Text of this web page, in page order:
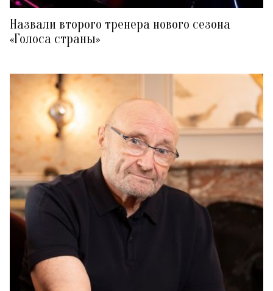
Назвали второго тренера нового сезона
«Голоса страны»